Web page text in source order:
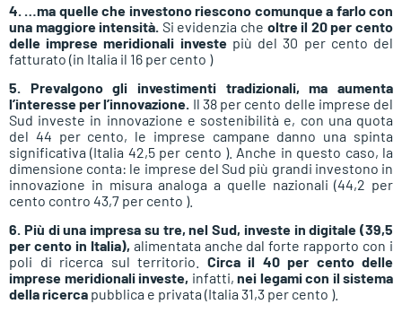
4. …ma quelle che investono riescono comunque a farlo con
una maggiore intensità. Si evidenzia che oltre il 20 per cento
delle imprese meridionali investepiù del 30 per cento del
fatturato (in Italia il 16 per cento )
5. Prevalgono gli investimenti tradizionali, ma aumenta
l’interesse per l’innovazione. Il 38 per cento delle imprese del
Sud investe in innovazione e sostenibilità e, con una quota
del 44 per cento, le imprese campane danno una spinta
significativa (Italia 42,5 per cento ). Anche in questo caso, la
dimensione conta: le imprese del Sud più grandi investono in
innovazione in misura analoga a quelle nazionali (44,2 per
cento contro 43,7 per cento ).
6. Più di una impresa su tre, nel Sud, investe in digitale (39,5
per cento in Italia), alimentata anche dal forte rapporto con i
poli di ricerca sul territorio. Circa il 40 per cento delle
imprese meridionali investe, infatti, nei legami con il sistema
della ricerca pubblica e privata (Italia 31,3 per cento ).